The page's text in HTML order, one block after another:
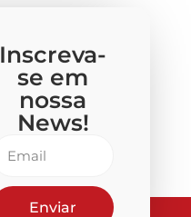
Inscreva-
se em
nossa
News!
Enviar